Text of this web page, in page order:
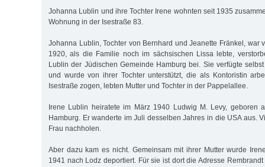
Johanna Lublin und ihre Tochter Irene wohnten seit 1935
Wohnung in der Isestraße 83.
Johanna Lublin, Tochter von Bernhard und Jeanette Fränkel, war
1920, als die Familie noch im sächsischen Lissa lebte,
Lublin der Jüdischen Gemeinde Hamburg bei. Sie verfügte
und wurde von ihrer Tochter unterstützt, die als Kontoristin
Isestraße zogen, lebten Mutter und Tochter in der Pappelallee.
Irene Lublin heiratete im März 1940 Ludwig M. Levy, geboren
Hamburg. Er wanderte im Juli desselben Jahres in die USA aus.
Frau nachholen.
Aber dazu kam es nicht. Gemeinsam mit ihrer Mutter wurde
1941 nach Lodz deportiert. Für sie ist dort die Adresse